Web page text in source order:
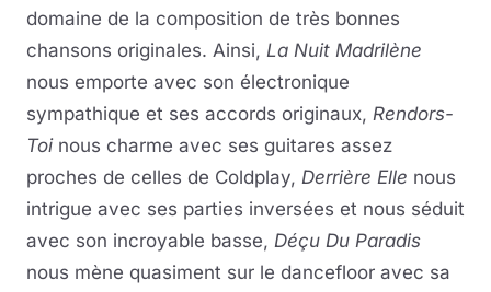
domaine de la composition de très bonnes
chansons originales. Ainsi, La Nuit Madrilène
nous emporte avec son électronique
sympathique et ses accords originaux, Rendors-
Toinous charme avec ses guitares assez
proches de celles de Coldplay, Derrière Elle nous
intrigue avec ses parties inversées et nous séduit
avec son incroyable basse, Déçu Du Paradis
nous mène quasiment sur le dancefloor avec sa